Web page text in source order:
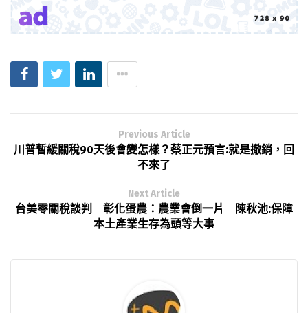
Previous Article
川普暫緩關稅90天後會變怎樣？蔡正元預言:就是撤銷，回
不來了
Next Article
台美零關稅談判 彰化蛋農：農業會倒一片 陳秋池:保障
本土產業生存為頭等大事